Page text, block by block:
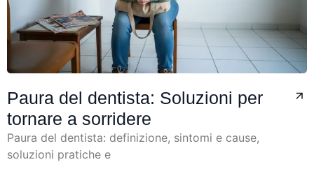
Paura del dentista: Soluzioni per
tornare a sorridere
Paura del dentista: definizione, sintomi e cause,
soluzioni pratiche e